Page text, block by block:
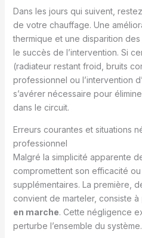
Dans les jours qui suivent,
de votre chauffage. Une
thermique et une disparition
le succès de l’intervention. Si
(radiateur restant froid, bruits
professionnel ou l’intervention
s’avérer nécessaire pour
dans le circuit.
Erreurs courantes et situations
professionnel
Malgré la simplicité apparente
compromettent son efficacité
supplémentaires. La première,
convient de marteler, consiste à
en marche. Cette négligence
perturbe l’ensemble du système.